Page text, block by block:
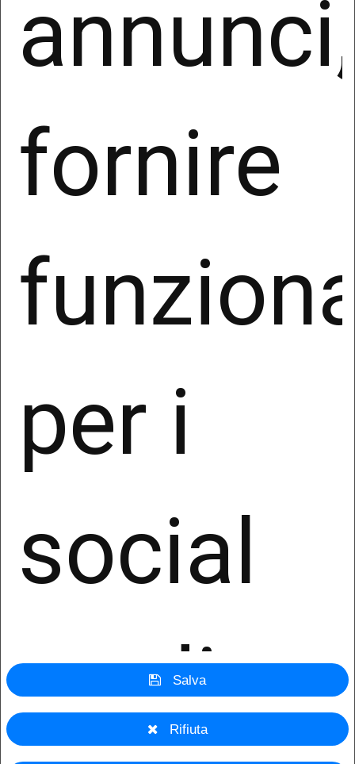
I dati personali non saranno oggetto di diffusione,
fatta salva l’ipotesi in cui la comunicazione o
diffusione sia richiesta, in conformità alla legge,
repressione di reati.
Il Titolare potrà comunicare i dati personali a
società esterne che svolgono servizi
strettamente correlati e funzionali all’attività del
giudiziaria, unicamente nei casi espressamente
previsti dalla Legge, enti previdenziali, compagnie
ed enti assicurativi eventualmente incaricati dal
Titolare, nonché per l’assolvimento di obblighi di
trasferimento verso paesi terzi rispetto all’Unione
Europea od organizzazioni internazionali.
7. Diritti dell’Interessato
ottenere, da parte del Titolare, la conferma che
sia o meno in corso un trattamento di dati
personali che la riguardano e in tal caso,
categorie di destinatari cui i dati sono stati o
saranno comunicati, in particolare se
destinatari di paesi terzi o organizzazioni
internazionali, il periodo di conservazione dei
dati previsto o i criteri utilizzati per determinare
tale periodo (art. 15 GDPR);
annunci,
fornire
per i
social
media e
Salva
Rifiuta